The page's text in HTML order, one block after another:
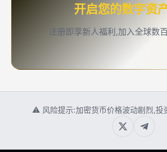
开启您的数字资
注册即享新人福利,加入全球数
⚠ 风险提示:加密货币价格波动剧烈,投